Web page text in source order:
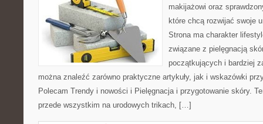
makijażowi oraz
które chcą rozwijać swoje
Strona ma charakter
związane z pielęgnacją
początkujących i bardziej
można znaleźć zarówno praktyczne artykuły, jak i wskazówki
Polecam Trendy i nowości i Pielęgnacja i przygotowanie skóry.
przede wszystkim na urodowych trikach, […]